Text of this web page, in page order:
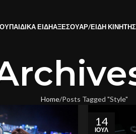
ΠΑΙΔΙΚΑ ΕΙΔΗΑΞΕΣΟΥΑΡ/ΕΙΔΗ
Home Posts Tagged "Style"
14
ΙΟΎΛ